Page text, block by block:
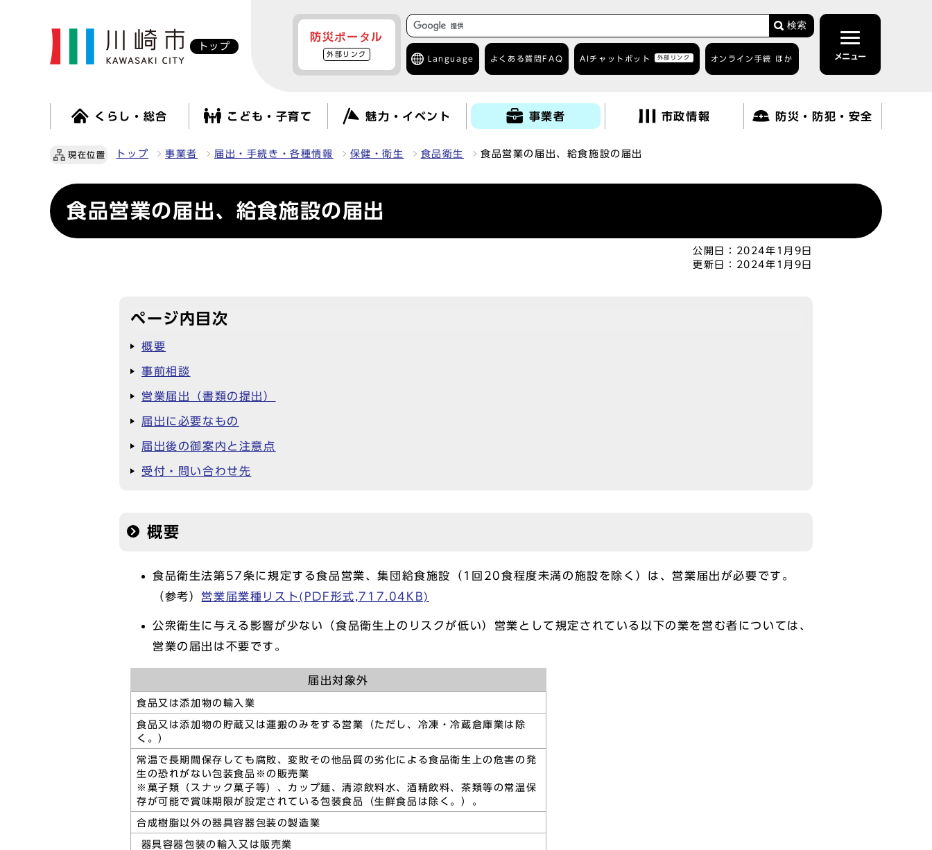
トップ
防災ポータル
外部リンク
検索
Language よくある質問 FAQ AIチャットボット 外部リンク オンライン手続 ほか メニュー
くらし・総合 こども・子育て 魅力・イベント 事業者 市政情報 防災・防犯・安全
現在位置 トップ 事業者 届出・手続き・各種情報 保健・衛生 食品衛生 食品営業の届出、給食施設の届出
食品営業の届出、給食施設の届出
公開日：
2024年1月9日
更新日：
2024年1月9日
ページ内目次
概要
事前相談
営業届出（書類の提出）
届出に必要なもの
届出後の御案内と注意点
受付・問い合わせ先
概要
食品衛生法第57条に規定する食品営業、集団給食施設（1回20食程度未満の施設を除く）は、営業届出が必要です。
（参考） 営業届業種リスト(PDF形式,717.04KB)
公衆衛生に与える影響が少ない（食品衛生上のリスクが低い）営業として規定されている以下の業を営む者については、
営業の届出は不要です。
届出対象外
食品又は添加物の輸入業
食品又は添加物の貯蔵又は運搬のみをする営業（ただし、冷凍・冷蔵倉庫業は除
く。）
常温で長期間保存しても腐敗、変敗その他品質の劣化による食品衛生上の危害の発
生の恐れがない包装食品※の販売業
※菓子類（スナック菓子等）、カップ麺、清涼飲料水、酒精飲料、茶類等の常温保
存が可能で賞味期限が設定されている包装食品（生鮮食品は除く。）。
合成樹脂以外の器具容器包装の製造業
器具容器包装の輸入又は販売業